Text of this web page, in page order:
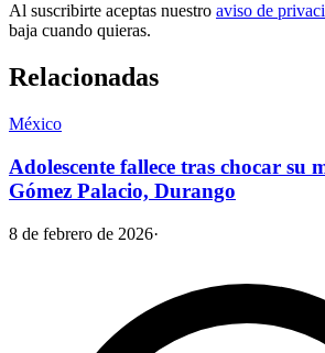
Al suscribirte aceptas nuestro aviso de
baja cuando quieras.
Relacionadas
México
Adolescente fallece tras chocar su
Gómez Palacio, Durango
8 de febrero de 2026·